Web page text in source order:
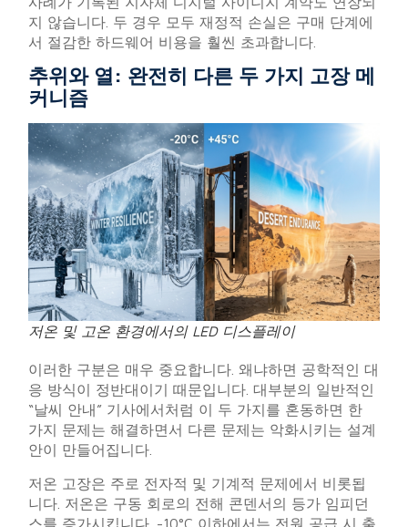
지 않습니다. 두 경우 모두 재정적 손실은 구매 단계에
서 절감한 하드웨어 비용을 훨씬 초과합니다.
추위와 열: 완전히 다른 두 가지 고장 메
커니즘
저온 및 고온 환경에서의 LED 디스플레이
이러한 구분은 매우 중요합니다. 왜냐하면 공학적인 대
응 방식이 정반대이기 때문입니다. 대부분의 일반적인
“날씨 안내” 기사에서처럼 이 두 가지를 혼동하면 한
가지 문제는 해결하면서 다른 문제는 악화시키는 설계
안이 만들어집니다.
저온 고장은 주로 전자적 및 기계적 문제에서 비롯됩
니다. 저온은 구동 회로의 전해 콘덴서의 등가 임피던
스를 증가시킵니다. -10°C 이하에서는 전원 공급 시 출